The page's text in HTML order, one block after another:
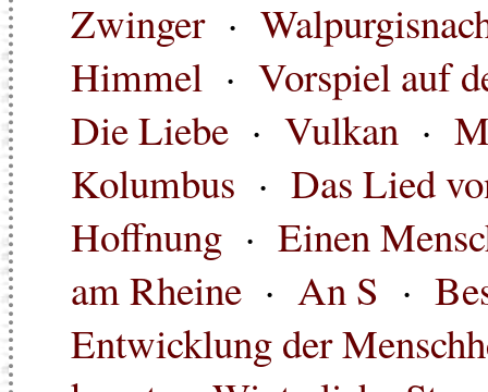
Zwinger·
Himmel · Vorspiel auf
Die Liebe · Vulkan ·
Kolumbus · Das Lied
Hoffnung · Einen
am Rheine · An S ·
Entwicklung der